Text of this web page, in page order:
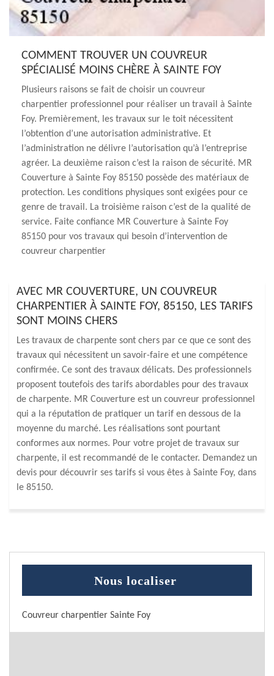
COMMENT TROUVER UN COUVREUR
SPÉCIALISÉ MOINS CHÈRE À SAINTE FOY
Plusieurs raisons se fait de choisir un couvreur
charpentier professionnel pour réaliser un travail à Sainte
Foy. Premièrement, les travaux sur le toit nécessitent
l’obtention d’une autorisation administrative. Et
l’administration ne délivre l’autorisation qu’à l’entreprise
agréer. La deuxième raison c’est la raison de sécurité. MR
Couverture à Sainte Foy 85150 possède des matériaux de
protection. Les conditions physiques sont exigées pour ce
genre de travail. La troisième raison c’est de la qualité de
service. Faite confiance MR Couverture à Sainte Foy
85150 pour vos travaux qui besoin d’intervention de
couvreur charpentier
AVEC MR COUVERTURE, UN COUVREUR
CHARPENTIER À SAINTE FOY, 85150, LES TARIFS
SONT MOINS CHERS
Les travaux de charpente sont chers par ce que ce sont des
travaux qui nécessitent un savoir-faire et une compétence
confirmée. Ce sont des travaux délicats. Des professionnels
proposent toutefois des tarifs abordables pour des travaux
de charpente. MR Couverture est un couvreur professionnel
qui a la réputation de pratiquer un tarif en dessous de la
moyenne du marché. Les réalisations sont pourtant
conformes aux normes. Pour votre projet de travaux sur
charpente, il est recommandé de le contacter. Demandez un
devis pour découvrir ses tarifs si vous êtes à Sainte Foy, dans
le 85150.
Nous localiser
Couvreur charpentier Sainte Foy